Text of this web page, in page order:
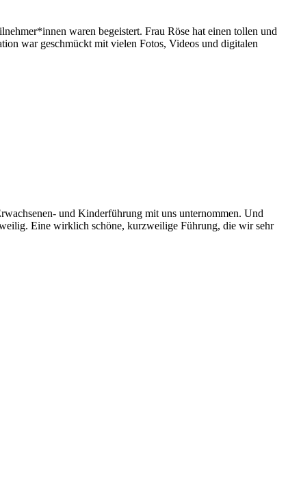
waren begeistert. Frau Röse hat einen tollen und
war geschmückt mit vielen Fotos, Videos und digitalen
und Kinderführung mit uns unternommen. Und
Eine wirklich schöne, kurzweilige Führung, die wir sehr